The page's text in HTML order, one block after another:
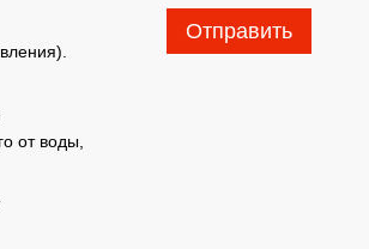
от воды,
Отправить